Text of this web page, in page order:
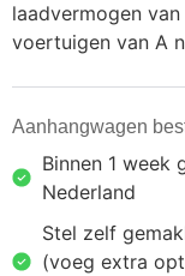
laadvermogen
voertuigen van A
Aanhangwagen
Binnen 1 week
Nederland
Stel zelf
(voeg extra